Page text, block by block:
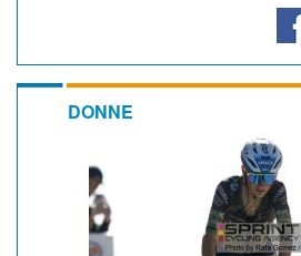
DONNE